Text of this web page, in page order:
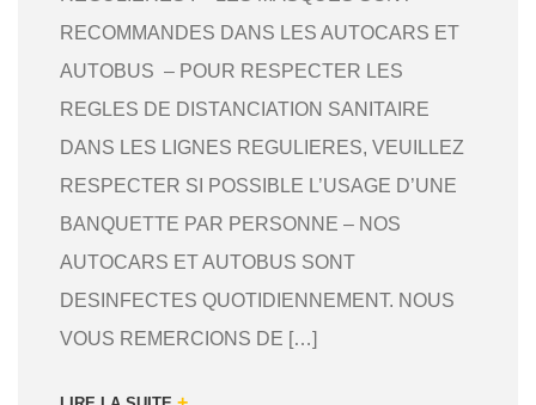
RECOMMANDES DANS LES AUTOCARS ET
AUTOBUS – POUR RESPECTER LES
REGLES DE DISTANCIATION SANITAIRE
DANS LES LIGNES REGULIERES, VEUILLEZ
RESPECTER SI POSSIBLE L’USAGE D’UNE
BANQUETTE PAR PERSONNE – NOS
AUTOCARS ET AUTOBUS SONT
DESINFECTES QUOTIDIENNEMENT. NOUS
VOUS REMERCIONS DE […]